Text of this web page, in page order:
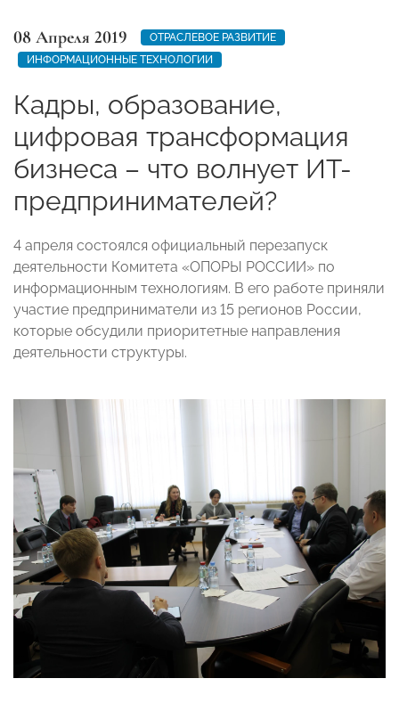
08 Апреля 2019
ОТРАСЛЕВОЕ РАЗВИТИЕ
ИНФОРМАЦИОННЫЕ ТЕХНОЛОГИИ
Кадры, образование,
цифровая трансформация
бизнеса – что волнует ИТ-
предпринимателей?
4 апреля состоялся официальный перезапуск
деятельности Комитета «ОПОРЫ РОССИИ» по
информационным технологиям. В его работе приняли
участие предприниматели из 15 регионов России,
которые обсудили приоритетные направления
деятельности структуры.